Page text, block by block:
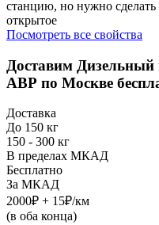
станцию, но нужно
открытое
Посмотреть все свойства
Доставим Дизельный
АВР по Москве
Доставка
До 150 кг
150 - 300 кг
В пределах МКАД
Бесплатно
За МКАД
2000₽ + 15₽/км
(в оба конца)